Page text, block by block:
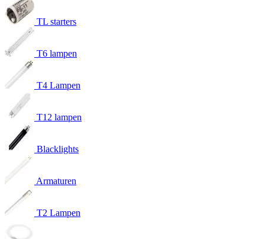
TL starters
T6 lampen
T4 Lampen
T12 lampen
Blacklights
Armaturen
T2 Lampen